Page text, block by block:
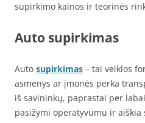
supirkimo kainos ir teorinės
Auto supirkimas
Auto supirkimas – tai veiklos
asmenys ar įmonės perka
iš savininkų, paprastai per
pasižymi operatyvumu ir